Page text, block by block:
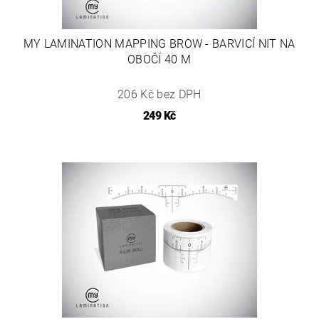
MY LAMINATION MAPPING BROW - BARVICÍ NIT NA
OBOČÍ 40 M
206 Kč bez DPH
249 Kč